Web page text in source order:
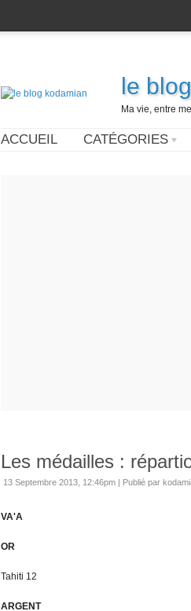
le
Ma vie, entre
ACCUEIL CATÉGORIES
Les médailles :
13 Septembre 2013, 12:46pm | Publié par
VA'A
OR
Tahiti 12
ARGENT